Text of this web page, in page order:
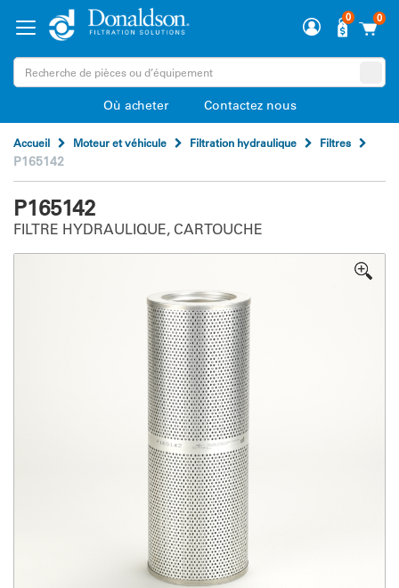
0
0
Où acheter Contactez nous
Accueil Moteur et véhicule Filtration hydraulique Filtres
P165142
P165142
FILTRE HYDRAULIQUE, CARTOUCHE